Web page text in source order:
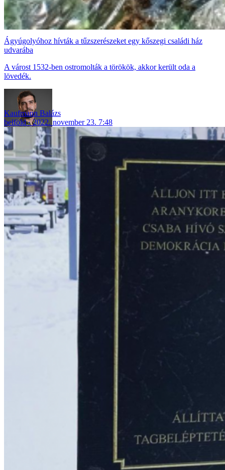
Ágyúgolyóhoz hívták a tűzszerészeket egy kőszegi családi ház
udvarába
A várost 1532-ben ostromolták a törökök, akkor került oda a
lövedék.
Kaufmann Balázs
belföld
2022. november 23. 7:48